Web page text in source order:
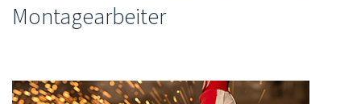
Montagearbeiter